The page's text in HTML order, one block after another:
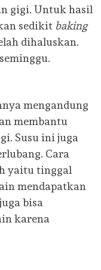
gigi. Untuk hasil
sedikit baking
dihaluskan.
mengandung
membantu
Susu ini juga
Cara
yaitu tinggal
mendapatkan
bisa
karena